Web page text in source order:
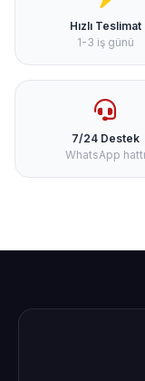
Hızlı Teslimat
1-3 iş günü
7/24 Destek
WhatsApp hattı